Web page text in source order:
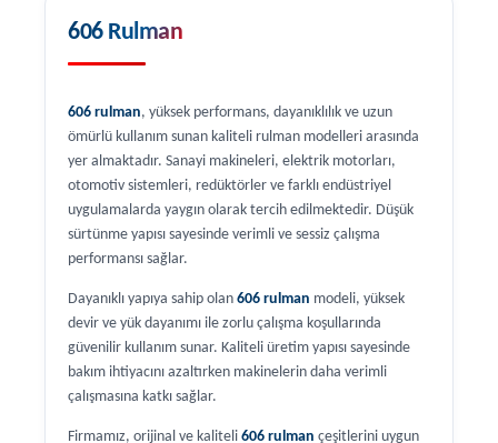
606 Rulman
606 rulman, yüksek performans, dayanıklılık ve uzun
ömürlü kullanım sunan kaliteli rulman modelleri arasında
yer almaktadır. Sanayi makineleri, elektrik motorları,
otomotiv sistemleri, redüktörler ve farklı endüstriyel
uygulamalarda yaygın olarak tercih edilmektedir. Düşük
sürtünme yapısı sayesinde verimli ve sessiz çalışma
performansı sağlar.
Dayanıklı yapıya sahip olan 606 rulman modeli, yüksek
devir ve yük dayanımı ile zorlu çalışma koşullarında
güvenilir kullanım sunar. Kaliteli üretim yapısı sayesinde
bakım ihtiyacını azaltırken makinelerin daha verimli
çalışmasına katkı sağlar.
Firmamız, orijinal ve kaliteli 606 rulman çeşitlerini uygun